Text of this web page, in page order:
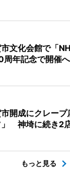
文化会館で「
周年記念で開催へ
開成にクレー
」 神埼に続き2
もっと見る